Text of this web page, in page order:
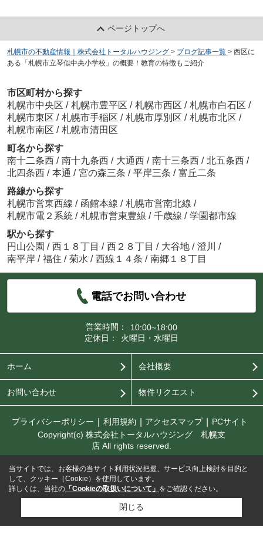
ページトップへ
札幌市の不動産情報｜株式会社トータルハウジング > ブログ記事一覧 > 西区に
ある「札幌市立琴似中央小学校」の概要！教育の特徴もご紹介
市区町村から探す
札幌市中央区 / 札幌市豊平区 / 札幌市西区 / 札幌市白石区 /
札幌市東区 / 札幌市手稲区 / 札幌市厚別区 / 札幌市北区 /
札幌市南区 / 札幌市清田区
町名から探す
南十二条西 / 南十九条西 / 大通西 / 南十三条西 / 北五条西 /
北四条西 / 本通 / 宮の森三条 / 平岸三条 / 富丘二条
路線から探す
札幌市営東西線 / 函館本線 / 札幌市営南北線 /
札幌市電２系統 / 札幌市営東豊線 / 千歳線 / 学園都市線
駅から探す
円山公園 / 西１８丁目 / 西２８丁目 / 大谷地 / 澄川 /
南平岸 / 福住 / 菊水 / 西線１４条 / 南郷１８丁目
電話でお問い合わせ
営業時間：
10:00~18:00
定休日：
火曜日・水曜日
ホーム 会社概要
お問い合わせ 物件リクエスト
プライバシーポリシー 利用規約 アクセスマップ
PCサイト
Copyright(c) 株式会社トータルハウジング 札幌支
店 All rights reserved.
当サイトでは、お客様の当サイト利用状況把握、サービス向上検討を目的と
して、クッキー（Cookie）を使用しています。
詳しくは、当社の 「Cookieの取扱いについて」 をご確認ください。
閉じる